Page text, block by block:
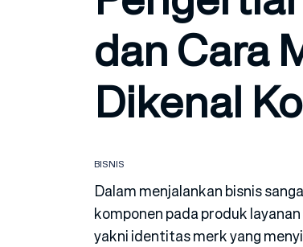
dan Cara
Dikenal
BISNIS
Dalam menjalankan bisnis
komponen pada produk
yakni identitas merk yang